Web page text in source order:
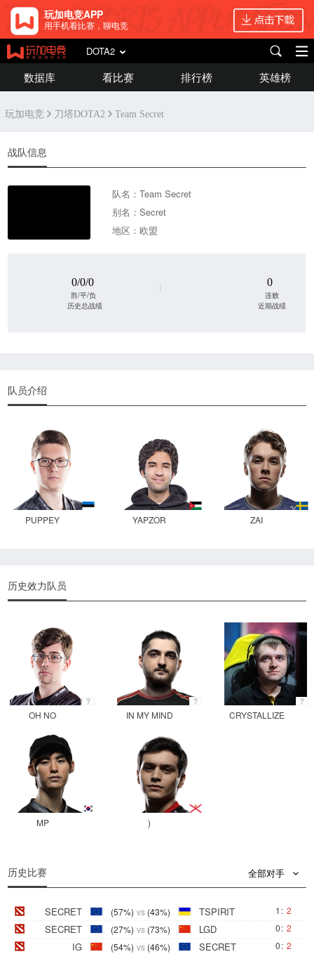
玩加电竞APP
用手机看比赛，聊电竞
DOTA2
数据库 看比赛 排行榜 英雄榜
玩加电竞 刀塔DOTA2 Team Secret
战队信息
队名：Team Secret
别名：Secret
地区：欧盟
|
0/0/0
胜/平/负
历史总战绩
0
连败
近期战绩
队员介绍
PUPPEY YAPZOR ZAI
历史效力队员
OH NO IN MY MIND CRYSTALLIZE
MP )
历史比赛 全部对手
SECRET (57%) vs (43%) TSPIRIT 1 : 2
SECRET (27%) vs (73%) LGD 0: 2
IG (54%) vs (46%) SECRET 0: 2